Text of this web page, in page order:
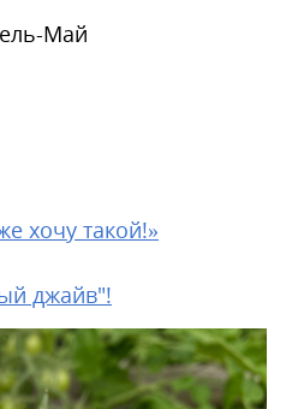
Май
хочу такой!»
джайв"!